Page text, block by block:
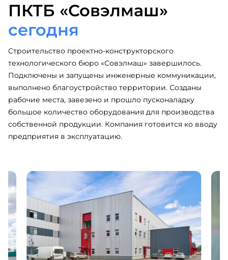
ПКТБ «Совэлмаш»
сегодня
Строительство проектно-конструкторского
технологического бюро «Совэлмаш» завершилось.
Подключены и запущены инженерные коммуникации,
выполнено благоустройство территории. Созданы
рабочие места, завезено и прошло пусконаладку
большое количество оборудования для производства
собственной продукции. Компания готовится ко вводу
предприятия в эксплуатацию.